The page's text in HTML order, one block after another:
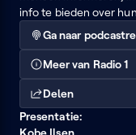
info te bieden over
Ga naar
Meer van Radio 1
Delen
Presentatie: